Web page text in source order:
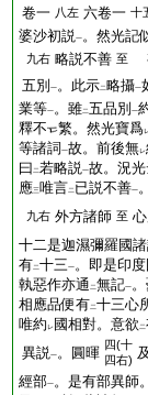
卷一 八左 六卷一 十
婆沙初説一。然光記
九右 略説不善 至
五別 一。此示二略攝一
業等一。雖二五品別 一
釋不
繁。然光寶爲
等諸詞 一故。前後無レ
曰 二若略説一故。況
應三唯言二 已説不善一
九右 外方諸師 至
十二是迦濕彌羅國
有二十三一。即是印
執惡作亦通 二無記一
相應品便有二十三心
唯約 レ 國相對。意欲 二
異説一。圓暉 四(十
四右)
經部一。是有部異師